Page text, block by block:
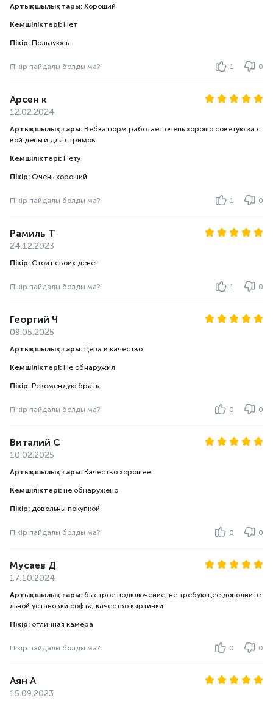
Артықшылықтары: Хороший
Кемшіліктері: Нет
Пікір: Пользуюсь
Пікір пайдалы болды ма? 1 0
Арсен к
12.02.2024
Артықшылықтары: Вебка норм работает очень хорошо советую за с
вой деньги для стримов
Кемшіліктері: Нету
Пікір: Очень хороший
Пікір пайдалы болды ма? 1 0
Рамиль Т
24.12.2023
Пікір: Стоит своих денег
Пікір пайдалы болды ма? 1 0
Георгий Ч
09.05.2025
Артықшылықтары: Цена и качество
Кемшіліктері: Не обнаружил
Пікір: Рекомендую брать
Пікір пайдалы болды ма? 0 0
Виталий С
10.02.2025
Артықшылықтары: Качество хорошее.
Кемшіліктері: не обнаружено
Пікір: довольны покупкой
Пікір пайдалы болды ма? 0 0
Мусаев Д
17.10.2024
Артықшылықтары: быстрое подключение, не требующее дополните
льной установки софта, качество картинки
Пікір: отличная камера
Пікір пайдалы болды ма? 0 0
Аян А
15.09.2023